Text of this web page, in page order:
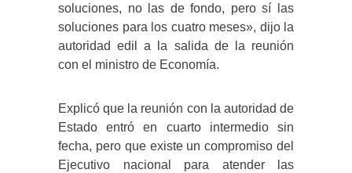
soluciones, no las de fondo, pero sí las
soluciones para los cuatro meses», dijo la
autoridad edil a la salida de la reunión
con el ministro de Economía.
Explicó que la reunión con la autoridad de
Estado entró en cuarto intermedio sin
fecha, pero que existe un compromiso del
Ejecutivo nacional para atender las